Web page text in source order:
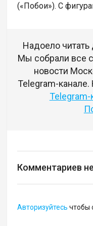
(«Побои»). С
Надоело читать
Мы собрали все
новости
Telegram-
Telegram-
Комментариев
Авторизуйтесь чтобы